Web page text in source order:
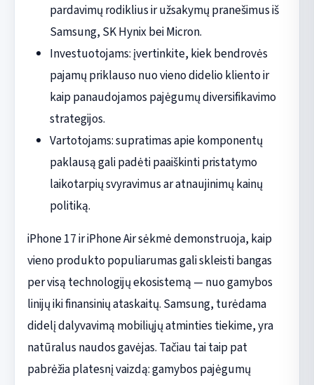
pardavimų rodiklius ir užsakymų pranešimus iš
Samsung, SK Hynix bei Micron.
Investuotojams: įvertinkite, kiek bendrovės
pajamų priklauso nuo vieno didelio kliento ir
kaip panaudojamos pajėgumų diversifikavimo
strategijos.
Vartotojams: supratimas apie komponentų
paklausą gali padėti paaiškinti pristatymo
laikotarpių svyravimus ar atnaujinimų kainų
politiką.
iPhone 17 ir iPhone Air sėkmė demonstruoja, kaip
vieno produkto populiarumas gali skleisti bangas
per visą technologijų ekosistemą — nuo gamybos
linijų iki finansinių ataskaitų. Samsung, turėdama
didelį dalyvavimą mobiliųjų atminties tiekime, yra
natūralus naudos gavėjas. Tačiau tai taip pat
pabrėžia platesnį vaizdą: gamybos pajėgumų